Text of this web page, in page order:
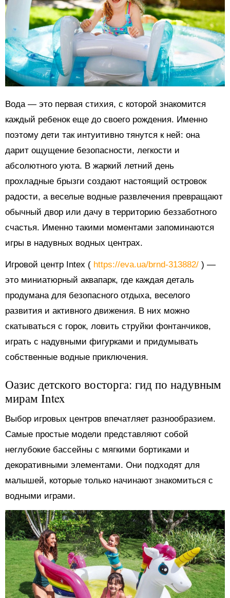
Вода — это первая стихия, с которой знакомится
каждый ребенок еще до своего рождения. Именно
поэтому дети так интуитивно тянутся к ней: она
дарит ощущение безопасности, легкости и
абсолютного уюта. В жаркий летний день
прохладные брызги создают настоящий островок
радости, а веселые водные развлечения превращают
обычный двор или дачу в территорию беззаботного
счастья. Именно такими моментами запоминаются
игры в надувных водных центрах.
Игровой центр Intex ( https://eva.ua/brnd-313882/ ) —
это миниатюрный аквапарк, где каждая деталь
продумана для безопасного отдыха, веселого
развития и активного движения. В них можно
скатываться с горок, ловить струйки фонтанчиков,
играть с надувными фигурками и придумывать
собственные водные приключения.
Оазис детского восторга: гид по надувным
мирам Intex
Выбор игровых центров впечатляет разнообразием.
Самые простые модели представляют собой
неглубокие бассейны с мягкими бортиками и
декоративными элементами. Они подходят для
малышей, которые только начинают знакомиться с
водными играми.